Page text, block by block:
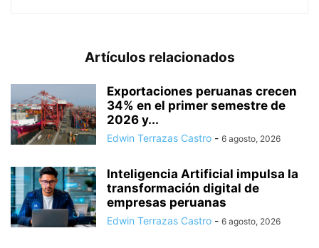
Artículos relacionados
Exportaciones peruanas crecen
34% en el primer semestre de
2026 y...
Edwin Terrazas Castro - 6 agosto, 2026
Inteligencia Artificial impulsa la
transformación digital de
empresas peruanas
Edwin Terrazas Castro - 6 agosto, 2026